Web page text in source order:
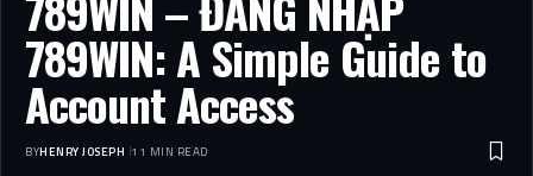
789WIN: A Simple Guide to
Account Access
BYHENRY JOSEPH 11 MIN READ